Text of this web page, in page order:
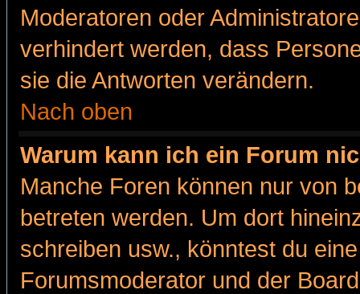
Moderatoren oder
verhindert werden, dass
sie die Antworten verändern.
Nach oben
Warum kann ich ein Forum
Manche Foren können nur von
betreten werden. Um dort
schreiben usw., könntest du
Forumsmoderator und der